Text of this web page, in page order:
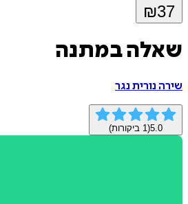
₪37
שאלה במתנה
שירה נורית נגר
5.0
(
1 ביקורות)